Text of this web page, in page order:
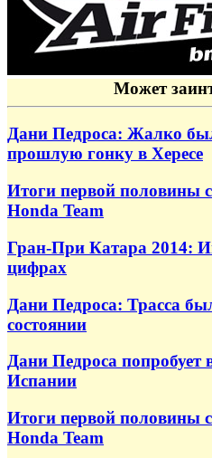
Может
Дани Педроса: Жалко
прошлую гонку в Хересе
Итоги первой половины
Honda Team
Гран-При Катара 2014:
цифрах
Дани Педроса: Трасса
состоянии
Дани Педроса
Испании
Итоги первой половины
Honda Team